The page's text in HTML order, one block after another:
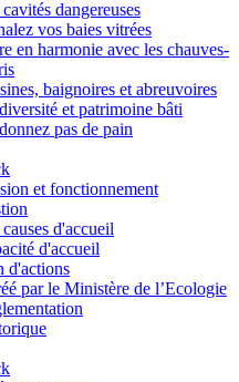
dangereuses
vos baies vitrées
en harmonie avec les chauves-
baignoires et abreuvoires
et patrimoine bâti
pas de pain
et fonctionnement
d'accueil
d'accueil
d'actions
par le Ministère de l’Ecologie